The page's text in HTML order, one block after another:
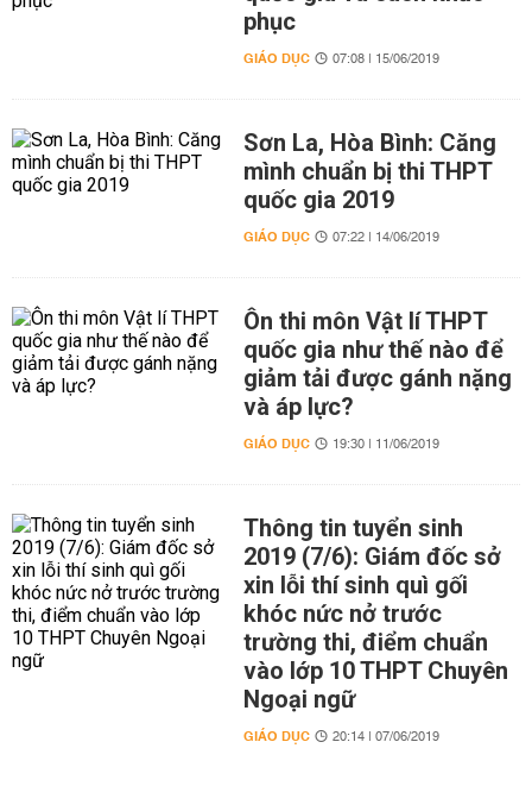
phục
GIÁO DỤC 07:08 | 15/06/2019
Sơn La, Hòa Bình: Căng
mình chuẩn bị thi THPT
quốc gia 2019
GIÁO DỤC 07:22 | 14/06/2019
Ôn thi môn Vật lí THPT
quốc gia như thế nào để
giảm tải được gánh nặng
và áp lực?
GIÁO DỤC 19:30 | 11/06/2019
Thông tin tuyển sinh
2019 (7/6): Giám đốc sở
xin lỗi thí sinh quì gối
khóc nức nở trước
trường thi, điểm chuẩn
vào lớp 10 THPT Chuyên
Ngoại ngữ
GIÁO DỤC 20:14 | 07/06/2019